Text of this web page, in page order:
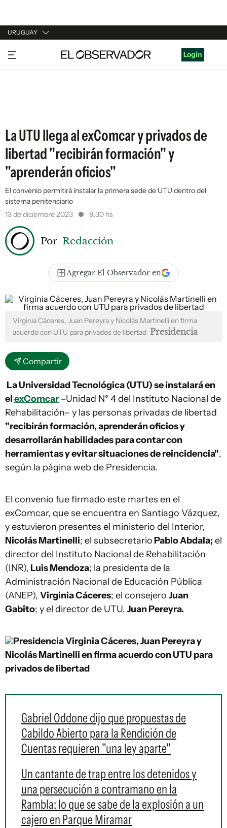
URUGUAY
URUGUAY
ARGENTINA
Login
La UTU llega al exComcar y privados de
libertad "recibirán formación" y
"aprenderán oficios"
El convenio permitirá instalar la primera sede de UTU dentro del
sistema penitenciario
13 de diciembre 2023
9:30 hs
Por Redacción
Agregar El Observador en
Virginia Cáceres, Juan Pereyra y Nicolás Martinelli en firma
acuerdo con UTU para privados de libertad Presidencia
Compartir
La Universidad Tecnológica (UTU) se instalará en
elexComcar –Unidad N° 4 del Instituto Nacional de
Rehabilitación– y las personas privadas de libertad
"recibirán formación, aprenderán oficios y
desarrollarán habilidades para contar con
herramientas y evitar situaciones de reincidencia",
según la página web de Presidencia.
El convenio fue firmado este martes en el
exComcar, que se encuentra en Santiago Vázquez,
y estuvieron presentes el ministerio del Interior,
Nicolás Martinelli; el subsecretario Pablo Abdala; el
director del Instituto Nacional de Rehabilitación
(INR), Luis Mendoza; la presidenta de la
Administración Nacional de Educación Pública
(ANEP), Virginia Cáceres; el consejero Juan
Gabito; y el director de UTU, Juan Pereyra.
PresidenciaVirginia Cáceres, Juan Pereyra y
Nicolás Martinelli en firma acuerdo con UTU para
privados de libertad
Gabriel Oddone dijo que propuestas de
Cabildo Abierto para la Rendición de
Cuentas requieren "una ley aparte"
Un cantante de trap entre los detenidos y
una persecución a contramano en la
Rambla: lo que se sabe de la explosión a un
cajero en Parque Miramar